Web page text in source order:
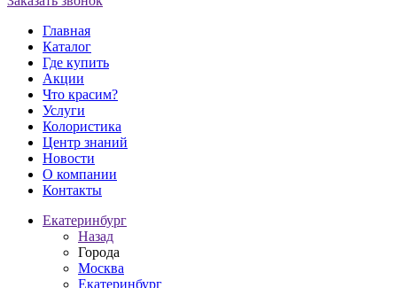
Главная
Каталог
Где купить
Акции
Что красим?
Услуги
Колористика
Центр знаний
Новости
О компании
Контакты
Екатеринбург
Назад
Города
Москва
Екатеринбург